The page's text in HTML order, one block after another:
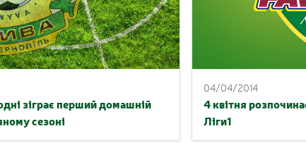
зіграє перший домашній
сезоні
04/04/2014
4 квітня
Ліги1